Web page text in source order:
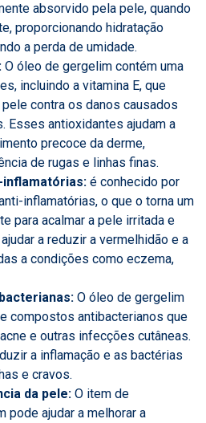
absorvido pela pele, quando
proporcionando hidratação
a perda de umidade.
O óleo de gergelim contém uma
incluindo a vitamina E, que
contra os danos causados
Esses antioxidantes ajudam a
precoce da derme,
de rugas e linhas finas.
inflamatórias: é conhecido por
inflamatórias, o que o torna um
para acalmar a pele irritada e
a reduzir a vermelhidão e a
a condições como eczema,
O óleo de gergelim
compostos antibacterianos que
e outras infecções cutâneas.
a inflamação e as bactérias
e cravos.
da pele: O item de
pode ajudar a melhorar a